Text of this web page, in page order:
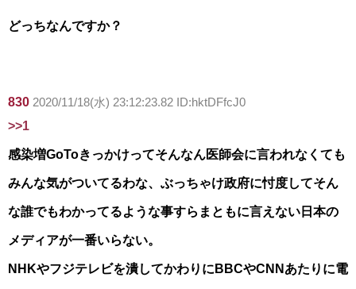
どっちなんですか？
830 2020/11/18(水) 23:12:23.82 ID:hktDFfcJ0
>>1
感染増GoToきっかけってそんなん医師会に言われなくても
みんな気がついてるわな、ぶっちゃけ政府に忖度してそん
な誰でもわかってるような事すらまともに言えない日本の
メディアが一番いらない。
NHKやフジテレビを潰してかわりにBBCやCNNあたりに電